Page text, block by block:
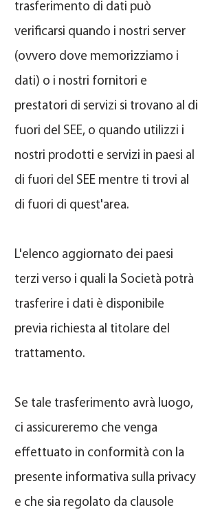
trasferimento di dati può
verificarsi quando i nostri server
(ovvero dove memorizziamo i
dati) o i nostri fornitori e
prestatori di servizi si trovano al di
fuori del SEE, o quando utilizzi i
nostri prodotti e servizi in paesi al
di fuori del SEE mentre ti trovi al
di fuori di quest'area.
L'elenco aggiornato dei paesi
terzi verso i quali la Società potrà
trasferire i dati è disponibile
previa richiesta al titolare del
trattamento.
Se tale trasferimento avrà luogo,
ci assicureremo che venga
effettuato in conformità con la
presente informativa sulla privacy
e che sia regolato da clausole